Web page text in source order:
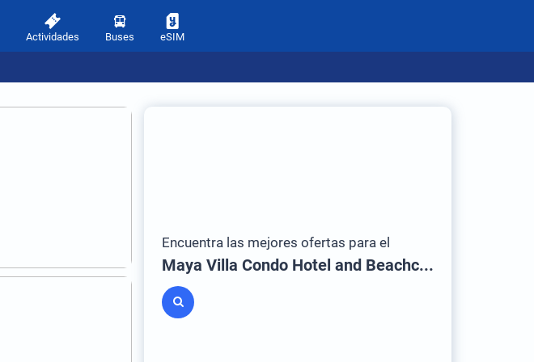
Actividades Buses eSIM
Encuentra las mejores ofertas para el
Maya Villa Condo Hotel and Beachclub